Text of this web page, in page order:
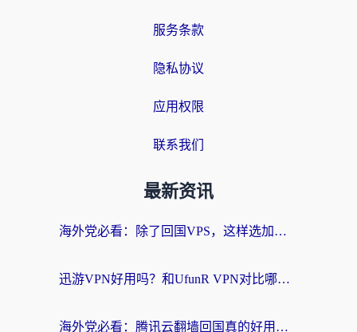
服务条款
隐私协议
应用权限
联系我们
最新资讯
海外党必看：除了回国VPS，这样选加速器也能无缝刷国内资源？
迅游VPN好用吗？和UfunR VPN对比哪个回国效果更好？海外党亲测避坑指南
海外党必看：腾讯云翻墙回国真的好用吗？+ 3步选对回国加速器指南